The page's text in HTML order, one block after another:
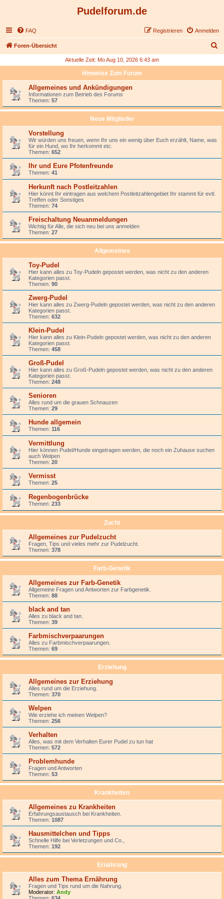
Pudelforum.de
FAQ Anmelden
Registrieren
Foren-Übersicht
h
Aktuelle Zeit: Mo Aug 10, 2026 6:43 am
Hinweise Zum Forum
Allgemeines und Ankündigungen
Informationen zum Betrieb des Forums
Themen: 57
Neue Mitglieder
Vorstellung
Wir würden uns freuen, wenn Ihr uns ein wenig über Euch erzählt, Name, was
für ein Hund, wo Ihr herkommt etc.
Themen: 652
Ihr und Eure Pfotenfreunde
Themen: 41
Herkunft nach Postleitzahlen
Hier könnt Ihr eintragen aus welchem Postleitzahlengebiet Ihr stammt für evtl.
Treffen oder Sonstiges
Themen: 74
Freischaltung Neuanmeldungen
Wichtig für Alle, die sich neu bei uns anmelden
Themen: 27
Allgemeines
Toy-Pudel
Hier kann alles zu Toy-Pudeln gepostet werden, was nicht zu den anderen
Kategorien passt.
Themen: 90
Zwerg-Pudel
Hier kann alles zu Zwerg-Pudeln gepostet werden, was nicht zu den anderen
Kategorien passt.
Themen: 632
Klein-Pudel
Hier kann alles zu Klein-Pudeln gepostet werden, was nicht zu den anderen
Kategorien passt.
Themen: 458
Groß-Pudel
Hier kann alles zu Groß-Pudeln gepostet werden, was nicht zu den anderen
Kategorien passt.
Themen: 248
Senioren
Alles rund um die grauen Schnauzen
Themen: 29
Hunde allgemein
Themen: 116
Vermittlung
Hier können Pudel/Hunde eingetragen werden, die noch ein Zuhause suchen
auch Welpen
Themen: 20
Vermisst
Themen: 25
Regenbogenbrücke
Themen: 233
Zucht
Allgemeines zur Pudelzucht
Fragen, Tips und vieles mehr zur Pudelzucht.
Themen: 378
Farb-Genetik
Allgemeines zur Farb-Genetik
Allgemeine Fragen und Antworten zur Farbgenetik.
Themen: 88
black and tan
Alles zu black and tan.
Themen: 39
Farbmischverpaarungen
Alles zu Farbmischverpaarungen.
Themen: 69
Erziehung
Allgemeines zur Erziehung
Alles rund um die Erziehung.
Themen: 370
Welpen
Wie erziehe ich meinen Welpen?
Themen: 256
Verhalten
Alles, was mit dem Verhalten Eurer Pudel zu tun hat
Themen: 572
Problemhunde
Fragen und Antworten
Themen: 53
Krankheiten
Allgemeines zu Krankheiten
Erfahrungsaustausch bei Krankheiten.
Themen: 1087
Hausmittelchen und Tipps
Schnelle Hilfe bei Verletzungen und Co.,
Themen: 192
Ernährung
Alles zum Thema Ernährung
Fragen und Tips rund um die Nahrung.
Moderator: Andy